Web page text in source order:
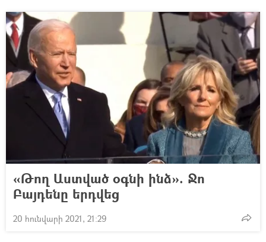
«Թող Աստված օգնի ինձ». Ջո
Բայդենը երդվեց
20 հունվարի 2021, 21:29